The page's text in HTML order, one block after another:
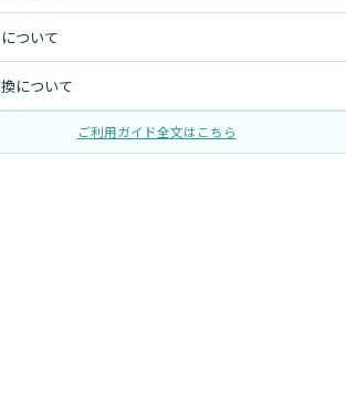
ついて
について
ご利用ガイド全文はこちら